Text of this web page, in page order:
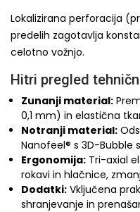
Lokalizirana perforacija
predelih zagotavlja
celotno vožnjo.
Hitri pregled
Zunanji material:
0,1 mm) in elastična
Notranji material:
Nanofeel® s 3D-Bubble
Ergonomija: Tri-axial
rokavi in hlačnice,
Dodatki: Vključena
shranjevanje in